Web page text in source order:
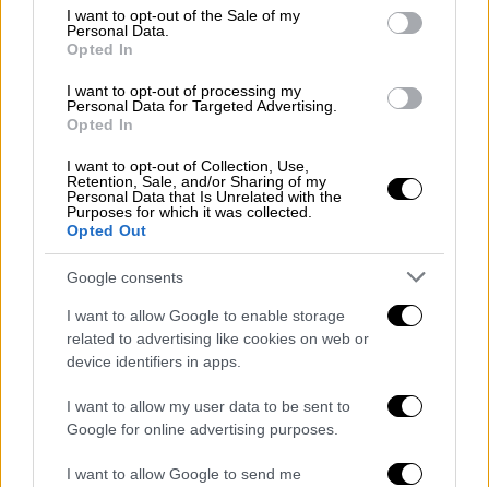
consent section.
I want to opt-out of the Sale of my
Personal Data.
Opted In
I want to opt-out of processing my
Personal Data for Targeted Advertising.
Opted In
I want to opt-out of Collection, Use,
Retention, Sale, and/or Sharing of my
Personal Data that Is Unrelated with the
Purposes for which it was collected.
Opted Out
Google consents
I want to allow Google to enable storage
related to advertising like cookies on web or
device identifiers in apps.
I want to allow my user data to be sent to
Google for online advertising purposes.
I want to allow Google to send me
από αύριο έως και τις 17 Ιουνίου, θα
εξετάζονταιπανελλαδικά
σε μαθήματα
Ειδικότερα, αύριο, θα εξεταστούν στα
Οικονομικής Θεωρίας (ΑΟΘ), Δίκτυα
Υπολογιστών και Αρχές Βιολογικής
Γεωργίας.
Ακολούθως, την Τετάρτη 5 Ιουνίου θα
Ηλεκτροτεχνία
Αρχιτεκτονικό Σχέδιο ,Ναυτικό Δίκαιο-
Διεθνείς Κανονισμοί στη
Πανελλήνιες 2024: Η διαδικασία
εξέτασης